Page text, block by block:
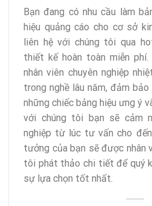
Bạn đang có nhu cầu làm
hiệu quảng cáo cho cơ sở
liên hệ với chúng tôi qua
thiết kế hoàn toàn miễn
nhân viên chuyên nghiệp
trong nghề lâu năm, đảm
những chiếc bảng hiệu ưng ý
với chúng tôi bạn sẽ cảm
nghiệp từ lúc tư vấn cho
tưởng của bạn sẽ được nhân
tôi phát thảo chi tiết để quý
sự lựa chọn tốt nhất.